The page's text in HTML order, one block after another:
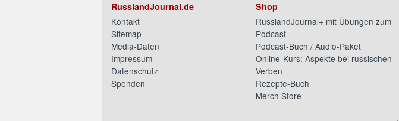
RusslandJournal.de
Kontakt
Sitemap
Media-Daten
Impressum
Datenschutz
Spenden
Shop
RusslandJournal+ mit Übungen zum
Podcast
Podcast-Buch / Audio-Paket
Online-Kurs: Aspekte bei russischen
Verben
Rezepte-Buch
Merch Store